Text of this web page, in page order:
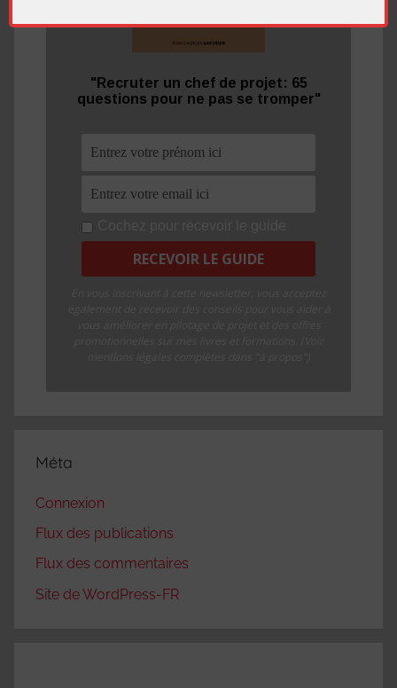
"Recruter un chef de projet: 65
questions pour ne pas se tromper"
Méta
Connexion
Flux des publications
Flux des commentaires
Site de WordPress-FR